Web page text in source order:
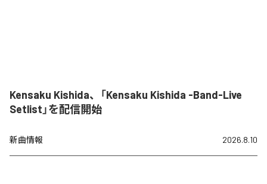
Kensaku Kishida、「Kensaku Kishida -Band-Live
Setlist」を配信開始
新曲情報 2026.8.10